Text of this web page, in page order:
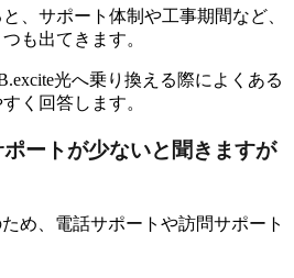
、サポート体制や工事期間など、
も出てきます。
光へ乗り換える際によくある
く回答します。
ートが少ないと聞きますが
め、電話サポートや訪問サポート